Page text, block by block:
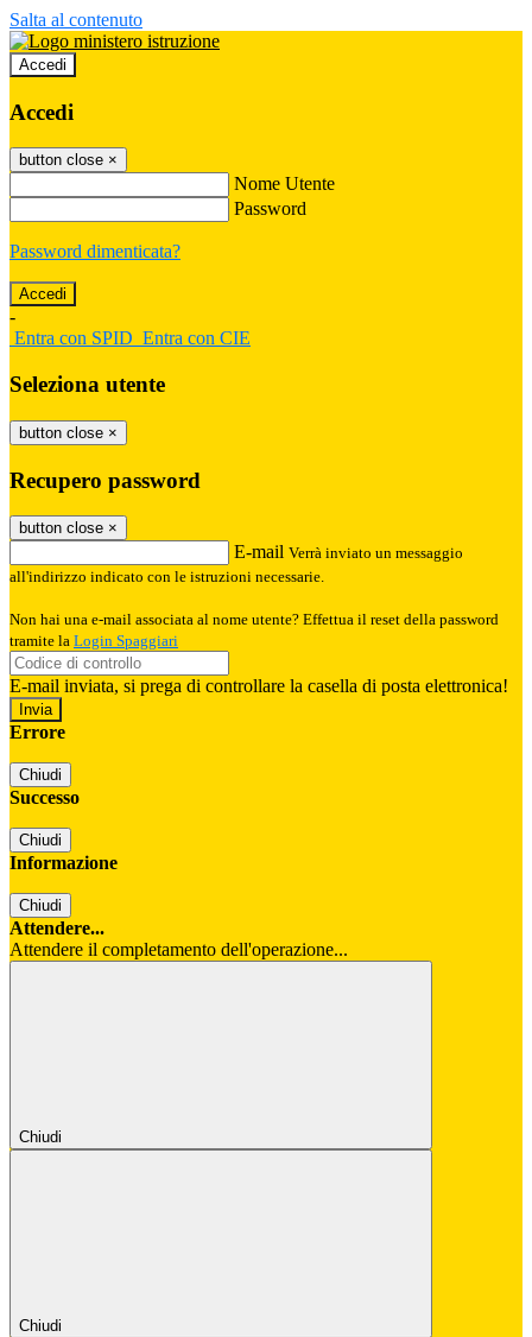
Salta al contenuto
Accedi
Accedi
button close ×
Nome Utente
Password
Password dimenticata?
-
Entra con SPID Entra con CIE
Seleziona utente
button close ×
Recupero password
button close ×
E-mail Verrà inviato un messaggio
all'indirizzo indicato con le istruzioni necessarie.
Non hai una e-mail associata al nome utente? Effettua il reset della password
tramite la Login Spaggiari
E-mail inviata, si prega di controllare la casella di posta elettronica!
Errore
Chiudi
Successo
Chiudi
Informazione
Chiudi
Attendere...
Attendere il completamento dell'operazione...
Chiudi
Chiudi